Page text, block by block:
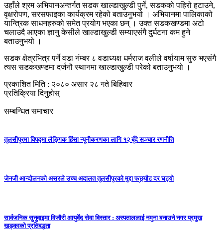
उहाँले श्रम अभियानअन्तर्गत सडक खाल्डाखुल्डी पुर्ने, सडकको पहिरो हटाउने,
वृक्षरोपण, सरसफाइका कार्यक्रम रहेको बताउनुभयो । अभियानमा पालिकाको
यान्त्रिक साधनहरुको समेत प्रयोग भएका छन् । उक्त सडकखण्डमा अटो
चलाउदै आएका ज्ञानु केसीले खाल्डाखुल्डी सम्याएसंगै दुर्घटना कम हुने
बताउनुभयो ।
सडक क्षेत्रभित्र पर्ने वडा नंम्बर ८ वडाध्यक्ष धर्मराज वलीले वर्षायाम सुरु भएसंगै
त्यस सडकखण्डमा दर्जनौ स्थानमा खाल्डाखुल्डी परेको बताउनुभयो ।
प्रकाशित मिति : २०८० असार २८ गते बिहिवार
प्रतिक्रिया दिनुहोस्
सम्बन्धित समाचार
तुलसीपुरमा विपद्मा लैङ्गिक हिंसा न्यूनीकरणका लागि १२ बुँदे सञ्चार रणनीति
जेनजी आन्दोलनको असरले उच्च अदालत तुलसीपुरको मुद्दा फछ्र्यौट दर घट्यो
सार्वजनिक सुनुवाइमा विजाैरी आयुर्वेद सेवा विस्तार : अस्पताललाई नमुना बनाउने नगर प्रमुख
खड्काकाे प्रतिबद्धता